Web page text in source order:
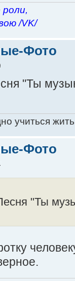
/VK/
Фото
"Ты
учиться
Фото
"Ты